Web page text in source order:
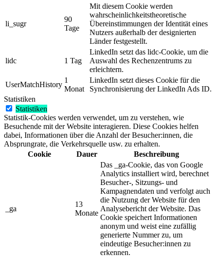
li_sugr
90
Tage
Mit diesem Cookie werden
wahrscheinlichkeitstheoretische
Übereinstimmungen der Identität eines
Nutzers außerhalb der designierten
Länder festgestellt.
lidc 1 Tag
LinkedIn setzt das lidc-Cookie, um die
Auswahl des Rechenzentrums zu
erleichtern.
UserMatchHistory
1
Monat
LinkedIn setzt dieses Cookie für die
Synchronisierung der LinkedIn Ads ID.
Statistiken
Statistiken
Statistik-Cookies werden verwendet, um zu verstehen, wie
Besuchende mit der Website interagieren. Diese Cookies helfen
dabei, Informationen über die Anzahl der Besucher:innen, die
Absprungrate, die Verkehrsquelle usw. zu erhalten.
Cookie
Dauer Beschreibung
_ga
13
Monate
Das _ga-Cookie, das von Google
Analytics installiert wird, berechnet
Besucher-, Sitzungs- und
Kampagnendaten und verfolgt auch
die Nutzung der Website für den
Analysebericht der Website. Das
Cookie speichert Informationen
anonym und weist eine zufällig
generierte Nummer zu, um
eindeutige Besucher:innen zu
erkennen.